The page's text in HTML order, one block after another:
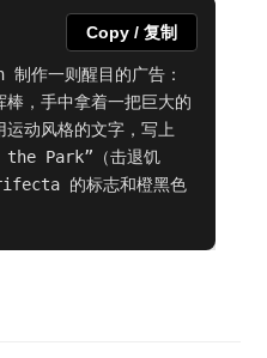
一则醒目的广告：
，手中拿着一把巨大的
动风格的文字，写上
Park”（击退饥
的标志和橙黑色
Copy / 复制